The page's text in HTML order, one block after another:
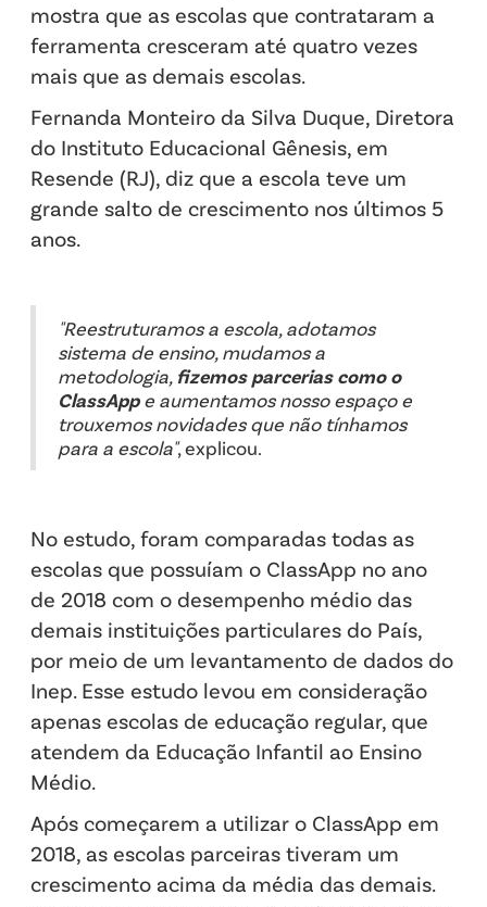
mostra que as escolas que contrataram a
ferramenta cresceram até quatro vezes
mais que as demais escolas.
Fernanda Monteiro da Silva Duque, Diretora
do Instituto Educacional Gênesis, em
Resende (RJ), diz que a escola teve um
grande salto de crescimento nos últimos 5
anos.
"Reestruturamos a escola, adotamos
sistema de ensino, mudamos a
metodologia, fizemos parcerias como o
ClassAppe aumentamos nosso espaço e
trouxemos novidades que não tínhamos
para a escola", explicou.
No estudo, foram comparadas todas as
escolas que possuíam o ClassApp no ano
de 2018 com o desempenho médio das
demais instituições particulares do País,
por meio de um levantamento de dados do
Inep. Esse estudo levou em consideração
apenas escolas de educação regular, que
atendem da Educação Infantil ao Ensino
Médio.
Após começarem a utilizar o ClassApp em
2018, as escolas parceiras tiveram um
crescimento acima da média das demais.